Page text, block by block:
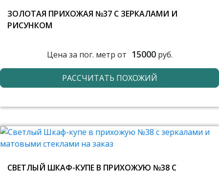
ЗОЛОТАЯ ПРИХОЖАЯ №37 С ЗЕРКАЛАМИ И
РИСУНКОМ
Цена за пог. метр от 15000руб.
РАССЧИТАТЬ ПОХОЖИЙ
СВЕТЛЫЙ ШКАФ-КУПЕ В ПРИХОЖУЮ №38 С